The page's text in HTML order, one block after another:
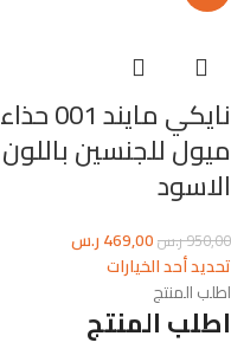
نايكي مايند 001 حذاء
ميول للجنسين باللون
الاسود
950,00ر.س469,00ر.س
تحديد أحد الخيارات
اطلب المنتج
اطلب المنتج